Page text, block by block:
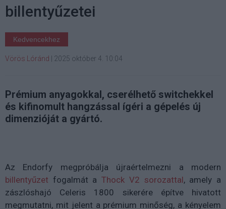
billentyűzetei
Kedvencekhez
Vörös Lóránd 2025 október 4. 10:04
Prémium anyagokkal, cserélhető switchekkel
és kifinomult hangzással ígéri a gépelés új
dimenzióját a gyártó.
Az Endorfy megpróbálja újraértelmezni a modern
billentyűzet fogalmát aThock V2 sorozattal, amely a
zászlóshajó Celeris 1800 sikerére építve hivatott
megmutatni, mit jelent a prémium minőség, a kényelem